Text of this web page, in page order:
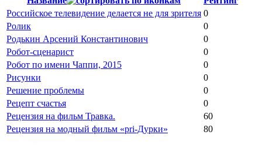
Российское телевидение делается не для зрителя 0
Ролик
0
Родькин Арсений Константинович
0
Робот-сценарист
0
Робот по имени Чаппи, 2015
0
Рисунки
0
Решение проблемы
0
Рецепт счастья
0
Рецензия на фильм Травка.
60
Рецензия на модный фильм «pri-Дурки»
80